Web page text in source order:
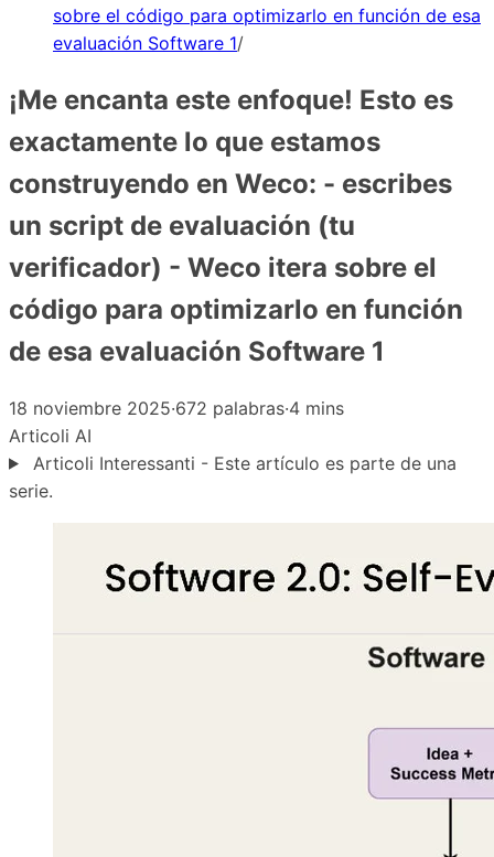
sobre el código para optimizarlo en función de esa
evaluación Software 1/
¡Me encanta este enfoque! Esto es
exactamente lo que estamos
construyendo en Weco: - escribes
un script de evaluación (tu
verificador) - Weco itera sobre el
código para optimizarlo en función
de esa evaluación Software 1
18 noviembre 2025·672 palabras·4 mins
Articoli AI
Articoli Interessanti - Este artículo es parte de una
serie.